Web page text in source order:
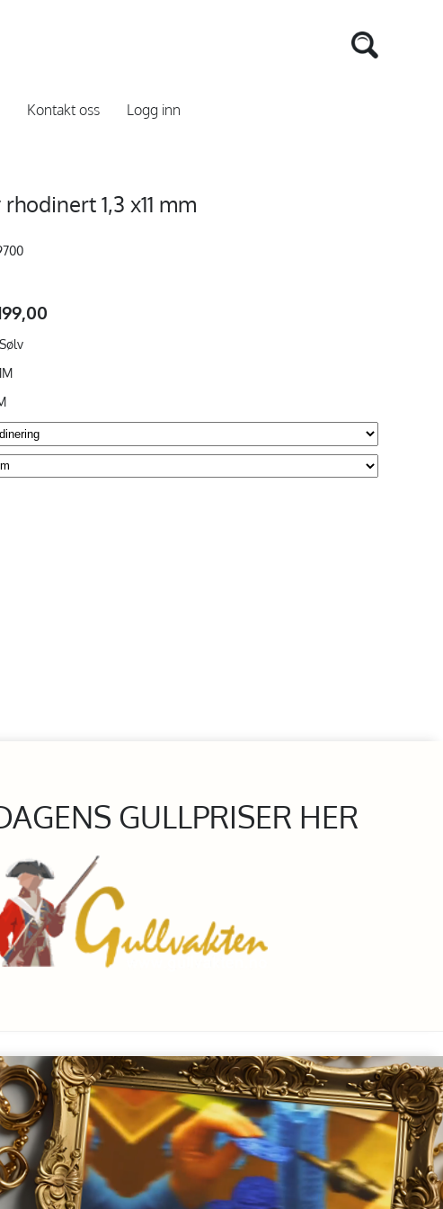
Kontakt oss Logg inn
1,3 x11 mm
GULLPRISER HER